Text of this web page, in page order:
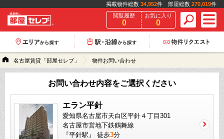
掲載物件総数 34,952件 部屋総数 270,019件
閲覧履歴
0
お気に入り
0
名古屋賃貸「部屋セレブ」 物件お問い合わせ
お問い合わせ内容をご選択ください
エラン平針
愛知県名古屋市天白区平針４丁目301
名古屋市営地下鉄鶴舞線
『平針駅』 徒歩3分